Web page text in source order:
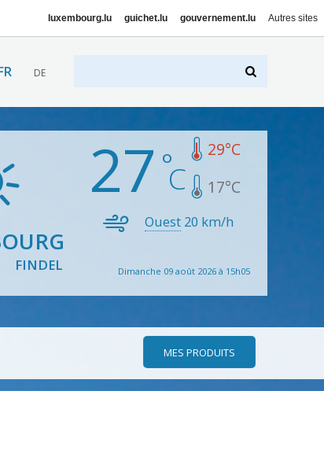
luxembourg.lu guichet.lu gouvernement.lu Autres sites
DE
FINDEL
27 29°C
17°C
Ouest 20 km/h
Dimanche 09 août 2026 à 15h05
MES PRODUITS